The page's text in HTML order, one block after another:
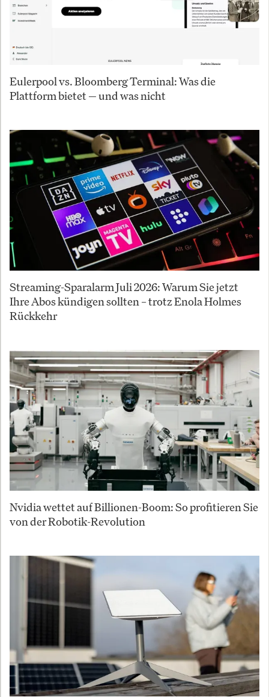
Eulerpool vs. Bloomberg Terminal: Was die
Plattform bietet — und was nicht
Streaming-Sparalarm Juli 2026: Warum Sie jetzt
Ihre Abos kündigen sollten – trotz Enola Holmes
Rückkehr
Nvidia wettet auf Billionen-Boom: So profitieren Sie
von der Robotik-Revolution